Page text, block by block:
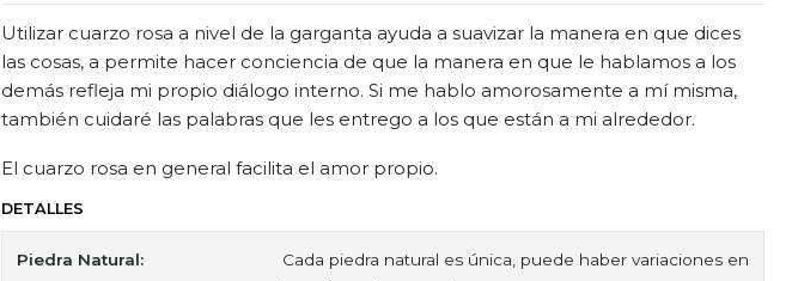
Utilizar cuarzo rosa a nivel de la garganta ayuda a suavizar la manera en que dices
las cosas, a permite hacer conciencia de que la manera en que le hablamos a los
demás refleja mi propio diálogo interno. Si me hablo amorosamente a mí misma,
también cuidaré las palabras que les entrego a los que están a mi alrededor.
El cuarzo rosa en general facilita el amor propio.
DETALLES
Piedra Natural:
Cada piedra natural es única, puede haber variaciones en